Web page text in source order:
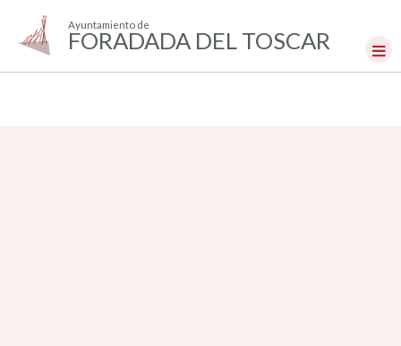
Ayuntamiento de
FORADADA DEL TOSCAR